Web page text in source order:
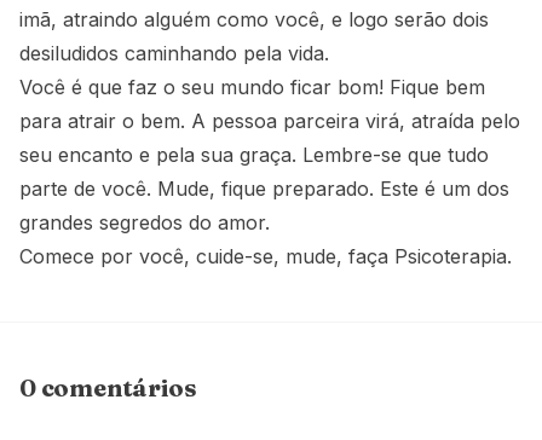
imã, atraindo alguém como você, e logo serão dois
desiludidos caminhando pela vida.
Você é que faz o seu mundo ficar bom! Fique bem
para atrair o bem. A pessoa parceira virá, atraída pelo
seu encanto e pela sua graça. Lembre-se que tudo
parte de você. Mude, fique preparado. Este é um dos
grandes segredos do amor.
Comece por você, cuide-se, mude, faça Psicoterapia.
0 comentários